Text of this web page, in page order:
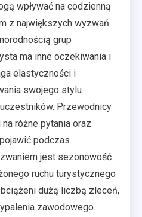
wpływać na codzienną
z największych wyzwań
grup
ma inne oczekiwania i
elastyczności i
swojego stylu
Przewodnicy
różne pytania oraz
podczas
jest sezonowość
ruchu turystycznego
dużą liczbą zleceń,
zawodowego.